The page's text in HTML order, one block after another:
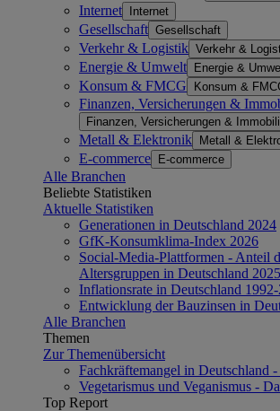
Internet Internet
Gesellschaft Gesellschaft
Verkehr & Logistik Verkehr &
Energie & Umwelt Energie &
Konsum & FMCG Konsum &
Finanzen, Versicherungen &
Finanzen, Versicherungen &
Metall & Elektronik Metall &
E-commerce E-commerce
Alle Branchen
Beliebte Statistiken
Aktuelle Statistiken
Generationen in Deutschland 2024
GfK-Konsumklima-Index 2026
Social-Media-Plattformen - Anteil
Altersgruppen in Deutschland 2025
Inflationsrate in Deutschland
Entwicklung der Bauzinsen in
Alle Branchen
Themen
Zur Themenübersicht
Fachkräftemangel in Deutschland
Vegetarismus und Veganismus -
Top Report